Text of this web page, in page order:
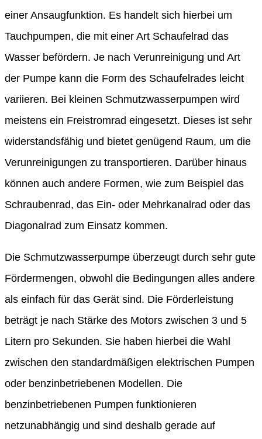
einer Ansaugfunktion. Es handelt sich hierbei um
Tauchpumpen, die mit einer Art Schaufelrad das
Wasser befördern. Je nach Verunreinigung und Art
der Pumpe kann die Form des Schaufelrades leicht
variieren. Bei kleinen Schmutzwasserpumpen wird
meistens ein Freistromrad eingesetzt. Dieses ist sehr
widerstandsfähig und bietet genügend Raum, um die
Verunreinigungen zu transportieren. Darüber hinaus
können auch andere Formen, wie zum Beispiel das
Schraubenrad, das Ein- oder Mehrkanalrad oder das
Diagonalrad zum Einsatz kommen.
Die Schmutzwasserpumpe überzeugt durch sehr gute
Fördermengen, obwohl die Bedingungen alles andere
als einfach für das Gerät sind. Die Förderleistung
beträgt je nach Stärke des Motors zwischen 3 und 5
Litern pro Sekunden. Sie haben hierbei die Wahl
zwischen den standardmäßigen elektrischen Pumpen
oder benzinbetriebenen Modellen. Die
benzinbetriebenen Pumpen funktionieren
netzunabhängig und sind deshalb gerade auf